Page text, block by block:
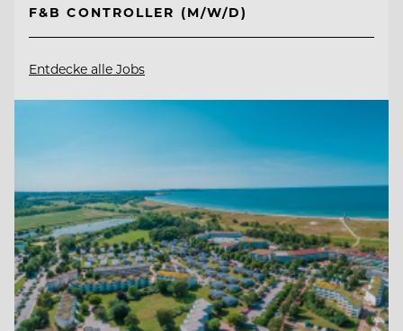
F&B CONTROLLER (M/W/D)
Entdecke alle Jobs